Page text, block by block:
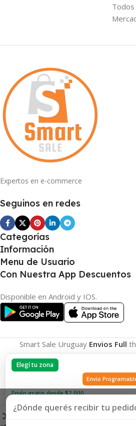
Elegí tu zona
Envio
Envío gratis desde $2.000
Expertos en e-commerce
Seguinos en redes
Categorías
Información
Menu de Usuario
Con Nuestra App Descuentos
Disponible en Android y IOS.
Smart Sale Uruguay Envios Full
Commerce.
¿Dónde querés recibir tu